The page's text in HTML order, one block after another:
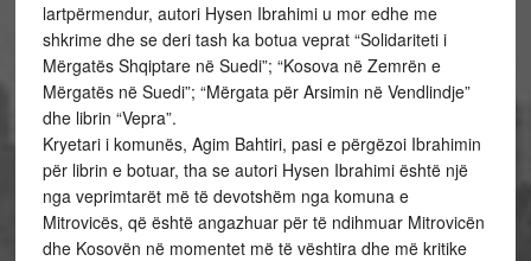
lartpërmendur, autori Hysen Ibrahimi u mor edhe me
shkrime dhe se deri tash ka botua veprat “Solidariteti i
Mërgatës Shqiptare në Suedi”; “Kosova në Zemrën e
Mërgatës në Suedi”; “Mërgata për Arsimin në Vendlindje”
dhe librin “Vepra”.
Kryetari i komunës, Agim Bahtiri, pasi e përgëzoi Ibrahimin
për librin e botuar, tha se autori Hysen Ibrahimi është një
nga veprimtarët më të devotshëm nga komuna e
Mitrovicës, që është angazhuar për të ndihmuar Mitrovicën
dhe Kosovën në momentet më të vështira dhe më kritike